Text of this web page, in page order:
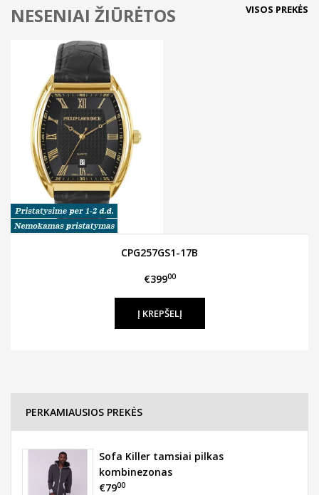
NESENIAI ŽIŪRĖTOS VISOS PREKĖS
CPG257GS1-17B
€39900
PERKAMIAUSIOS PREKĖS
Sofa Killer tamsiai pilkas
kombinezonas
€7900